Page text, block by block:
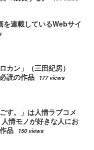
を連載しているWebサイ
カン」（三田紀房）
読の作品
177 views
す。」は人情ラブコメ
情モノが好きな人にお
品
150 views